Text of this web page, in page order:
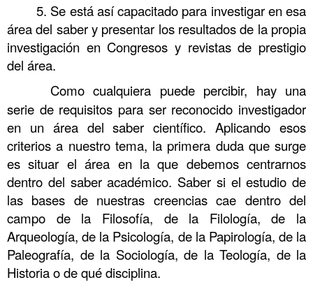
5. Se está así capacitado para investigar en esa
área del saber y presentar los resultados de la propia
investigación en Congresos y revistas de prestigio
del área.
Como cualquiera puede percibir, hay una
serie de requisitos para ser reconocido investigador
en un área del saber científico. Aplicando esos
criterios a nuestro tema, la primera duda que surge
es situar el área en la que debemos centrarnos
dentro del saber académico. Saber si el estudio de
las bases de nuestras creencias cae dentro del
campo de la Filosofía, de la Filología, de la
Arqueología, de la Psicología, de la Papirología, de la
Paleografía, de la Sociología, de la Teología, de la
Historia o de qué disciplina.